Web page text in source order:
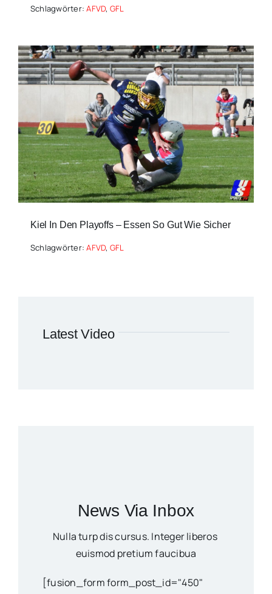
Schlagwörter:AFVD, GFL
Kiel In Den Playoffs – Essen So Gut Wie Sicher
Schlagwörter:AFVD, GFL
Latest Video
News Via Inbox
Nulla turp dis cursus. Integer liberos
euismod pretium faucibua
[fusion_form form_post_id="450"